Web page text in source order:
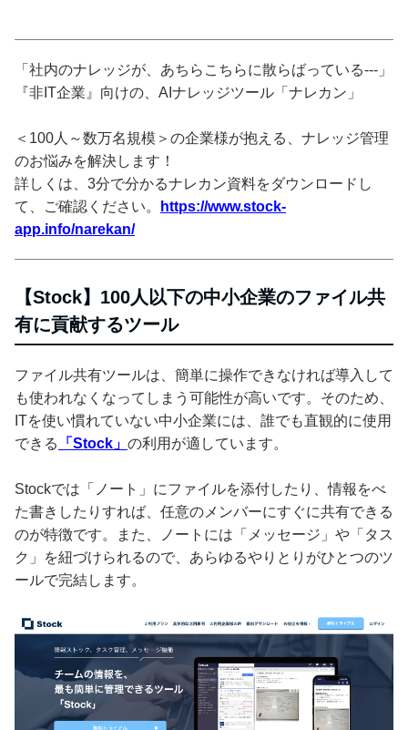
「社内のナレッジが、あちらこちらに散らばっている---」
『非IT企業』向けの、AIナレッジツール「ナレカン」
＜100人～数万名規模＞の企業様が抱える、ナレッジ管理
のお悩みを解決します！
詳しくは、3分で分かるナレカン資料をダウンロードし
て、ご確認ください。
https://www.stock-
app.info/narekan/
【Stock】100人以下の中小企業のファイル共
有に貢献するツール
ファイル共有ツールは、簡単に操作できなければ導入して
も使われなくなってしまう可能性が高いです。そのため、
ITを使い慣れていない中小企業には、誰でも直観的に使用
できる
「Stock」 の利用が適しています。
Stockでは「ノート」にファイルを添付したり、情報をべ
た書きしたりすれば、任意のメンバーにすぐに共有できる
のが特徴です。また、ノートには「メッセージ」や「タス
ク」を紐づけられるので、あらゆるやりとりがひとつのツ
ールで完結します。